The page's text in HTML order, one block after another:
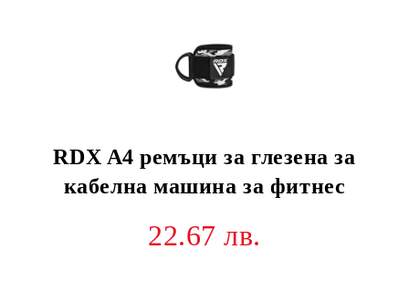
RDX A4 ремъци за глезена за
кабелна машина за фитнес
22.67 лв.